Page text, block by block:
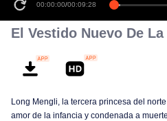
00:00:00/00:09:28
El Vestido Nuevo De
Long Mengli, la tercera princesa del
amor de la infancia y condenada a